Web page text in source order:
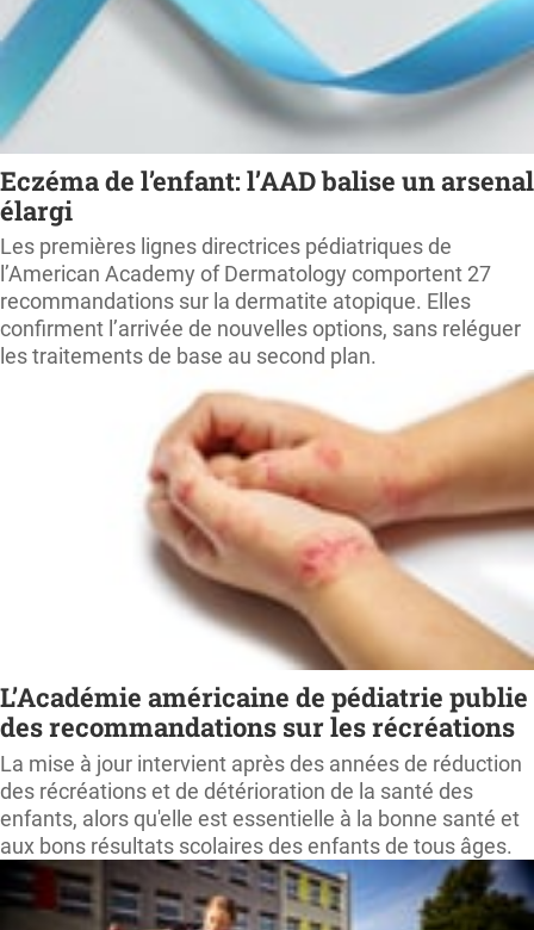
Eczéma de l’enfant: l’AAD balise un arsenal
élargi
Les premières lignes directrices pédiatriques de
l’American Academy of Dermatology comportent 27
recommandations sur la dermatite atopique. Elles
confirment l’arrivée de nouvelles options, sans reléguer
les traitements de base au second plan.
L’Académie américaine de pédiatrie publie
des recommandations sur les récréations
La mise à jour intervient après des années de réduction
des récréations et de détérioration de la santé des
enfants, alors qu'elle est essentielle à la bonne santé et
aux bons résultats scolaires des enfants de tous âges.